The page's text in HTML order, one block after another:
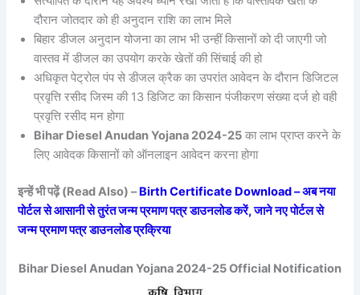
दौरान जोतदार को ही अनुदान राशि का लाभ मिले
बिहार डीजल अनुदान योजना का लाभ भी उन्हीं किसानों को दी जाएगी जो
वास्तव में डीजल का उपयोग करके खेतों की सिंचाई की हो
अधिकृत पेट्रोल पंप से डीजल क्रैक का उपरांत आवेदन के दौरान डिजिटल
प्रवृत्ति रसीद जिस्म की 13 डिजिट का किसान पंजीकरण संख्या दर्ज हो वही
प्रवृत्ति रसीद मन होगा
Bihar Diesel Anudan Yojana 2024-25 का लाभ प्राप्त करने के
लिए आवेदक किसानों को ऑनलाइन आवेदन करना होगा
इन्हें भी पढ़ें (Read Also) –Birth Certificate Download – अब नया
पोर्टल से आसानी से तुरंत जन्म प्रमाण पत्र डाउनलोड करें, जाने नए पोर्टल से
जन्म प्रमाण पत्र डाउनलोड प्रक्रिया
Bihar Diesel Anudan Yojana 2024-25 Official Notification